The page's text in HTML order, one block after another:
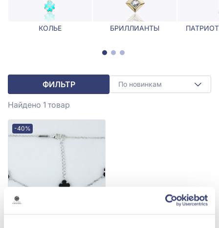
КОЛЬЕ БРИЛЛИАНТЫ
ФИЛЬТР По новинкам
Найдено 1 товар
-40%